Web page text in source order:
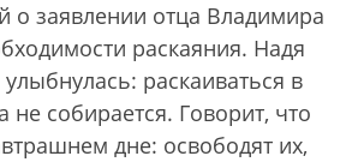
о заявлении отца Владимира
раскаяния. Надя
улыбнулась: раскаиваться в
не собирается. Говорит, что
дне: освободят их,